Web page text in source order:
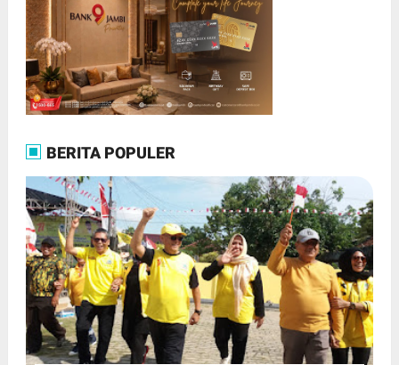
BERITA POPULER